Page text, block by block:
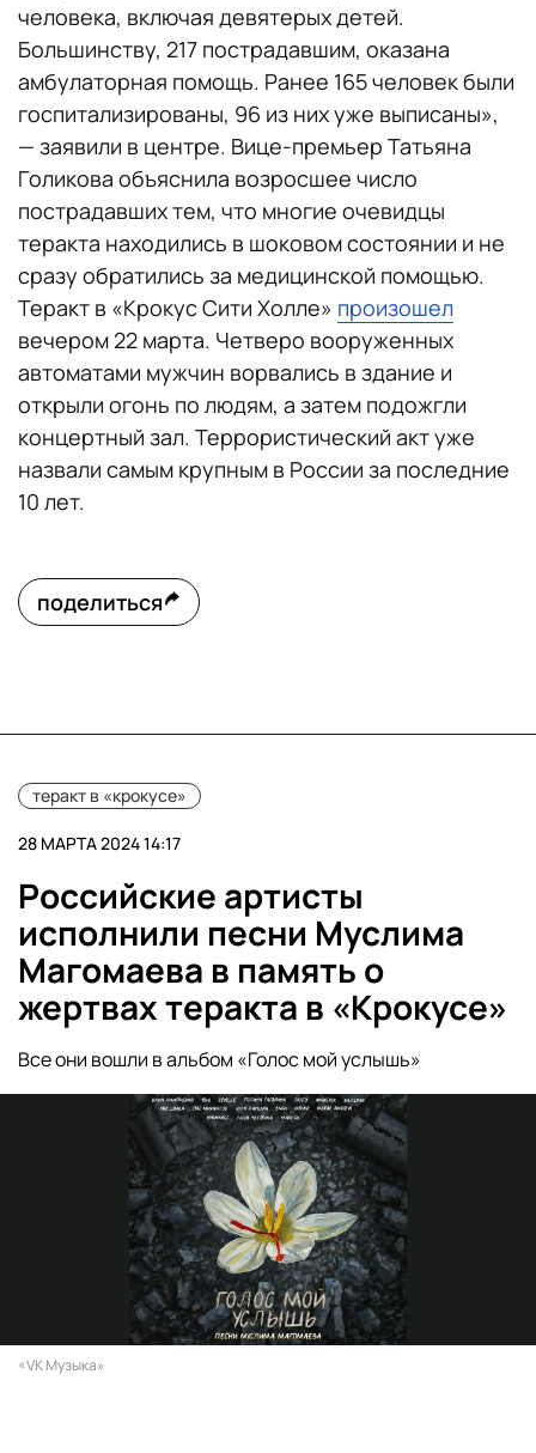
человека, включая девятерых детей.
Большинству, 217 пострадавшим, оказана
амбулаторная помощь. Ранее 165 человек были
госпитализированы, 96 из них уже выписаны»,
— заявили в центре. Вице-премьер Татьяна
Голикова объяснила возросшее число
пострадавших тем, что многие очевидцы
теракта находились в шоковом состоянии и не
сразу обратились за медицинской помощью.
Теракт в «Крокус Сити Холле» произошел
вечером 22 марта. Четверо вооруженных
автоматами мужчин ворвались в здание и
открыли огонь по людям, а затем подожгли
концертный зал. Террористический акт уже
назвали самым крупным в России за последние
10 лет.
поделиться
теракт в «крокусе»
28 МАРТА 2024 14:17
Российские артисты
исполнили песни Муслима
Магомаева в память о
жертвах теракта в «Крокусе»
Все они вошли в альбом «Голос мой услышь»
«VK Музыка»